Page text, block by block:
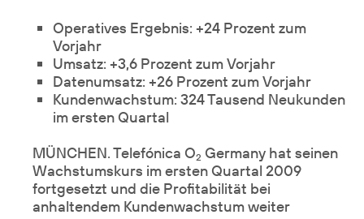
Operatives Ergebnis: +24 Prozent zum
Vorjahr
Umsatz: +3,6 Prozent zum Vorjahr
Datenumsatz: +26 Prozent zum Vorjahr
Kundenwachstum: 324 Tausend Neukunden
im ersten Quartal
MÜNCHEN. Telefónica O2 Germany hat seinen
Wachstumskurs im ersten Quartal 2009
fortgesetzt und die Profitabilität bei
anhaltendem Kundenwachstum weiter